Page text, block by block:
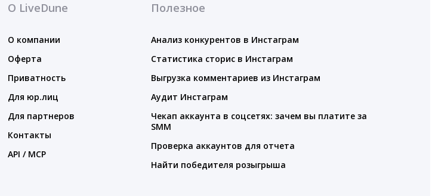
О LiveDune
О компании
Оферта
Приватность
Для юр.лиц
Для партнеров
Контакты
API / MCP
Полезное
Анализ конкурентов в Инстаграм
Статистика сторис в Инстаграм
Выгрузка комментариев из Инстаграм
Аудит Инстаграм
Чекап аккаунта в соцсетях: зачем вы платите за
SMM
Проверка аккаунтов для отчета
Найти победителя розыгрыша